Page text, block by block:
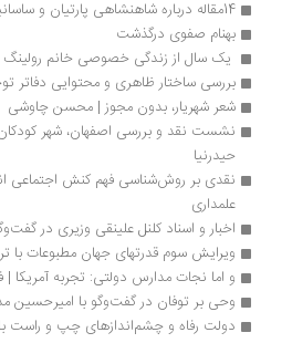
بهنام صفوی درگذشت
یک سال از زندگی خصوصی خانم رولینگ
بررسی ساختار ظاهری و محتوایی دفاتر
شعر شهریار، بدون مجوز | محسن چاوشی
علمداری
اخبار و اسناد کلنل علینقی وزیری در گفت‌وگو با
ویرایش سوم قدرتهای جهان مطبوعات با ترجمه
و اما نجات مدارس دولتی: تجربه آمریکا | فاطمه
وحی بر توفان در گفت‌وگو با امیرحسین مدرس
دولت رفاه و چشم‌اندازهای چپ و راست با 50 هزارتومان